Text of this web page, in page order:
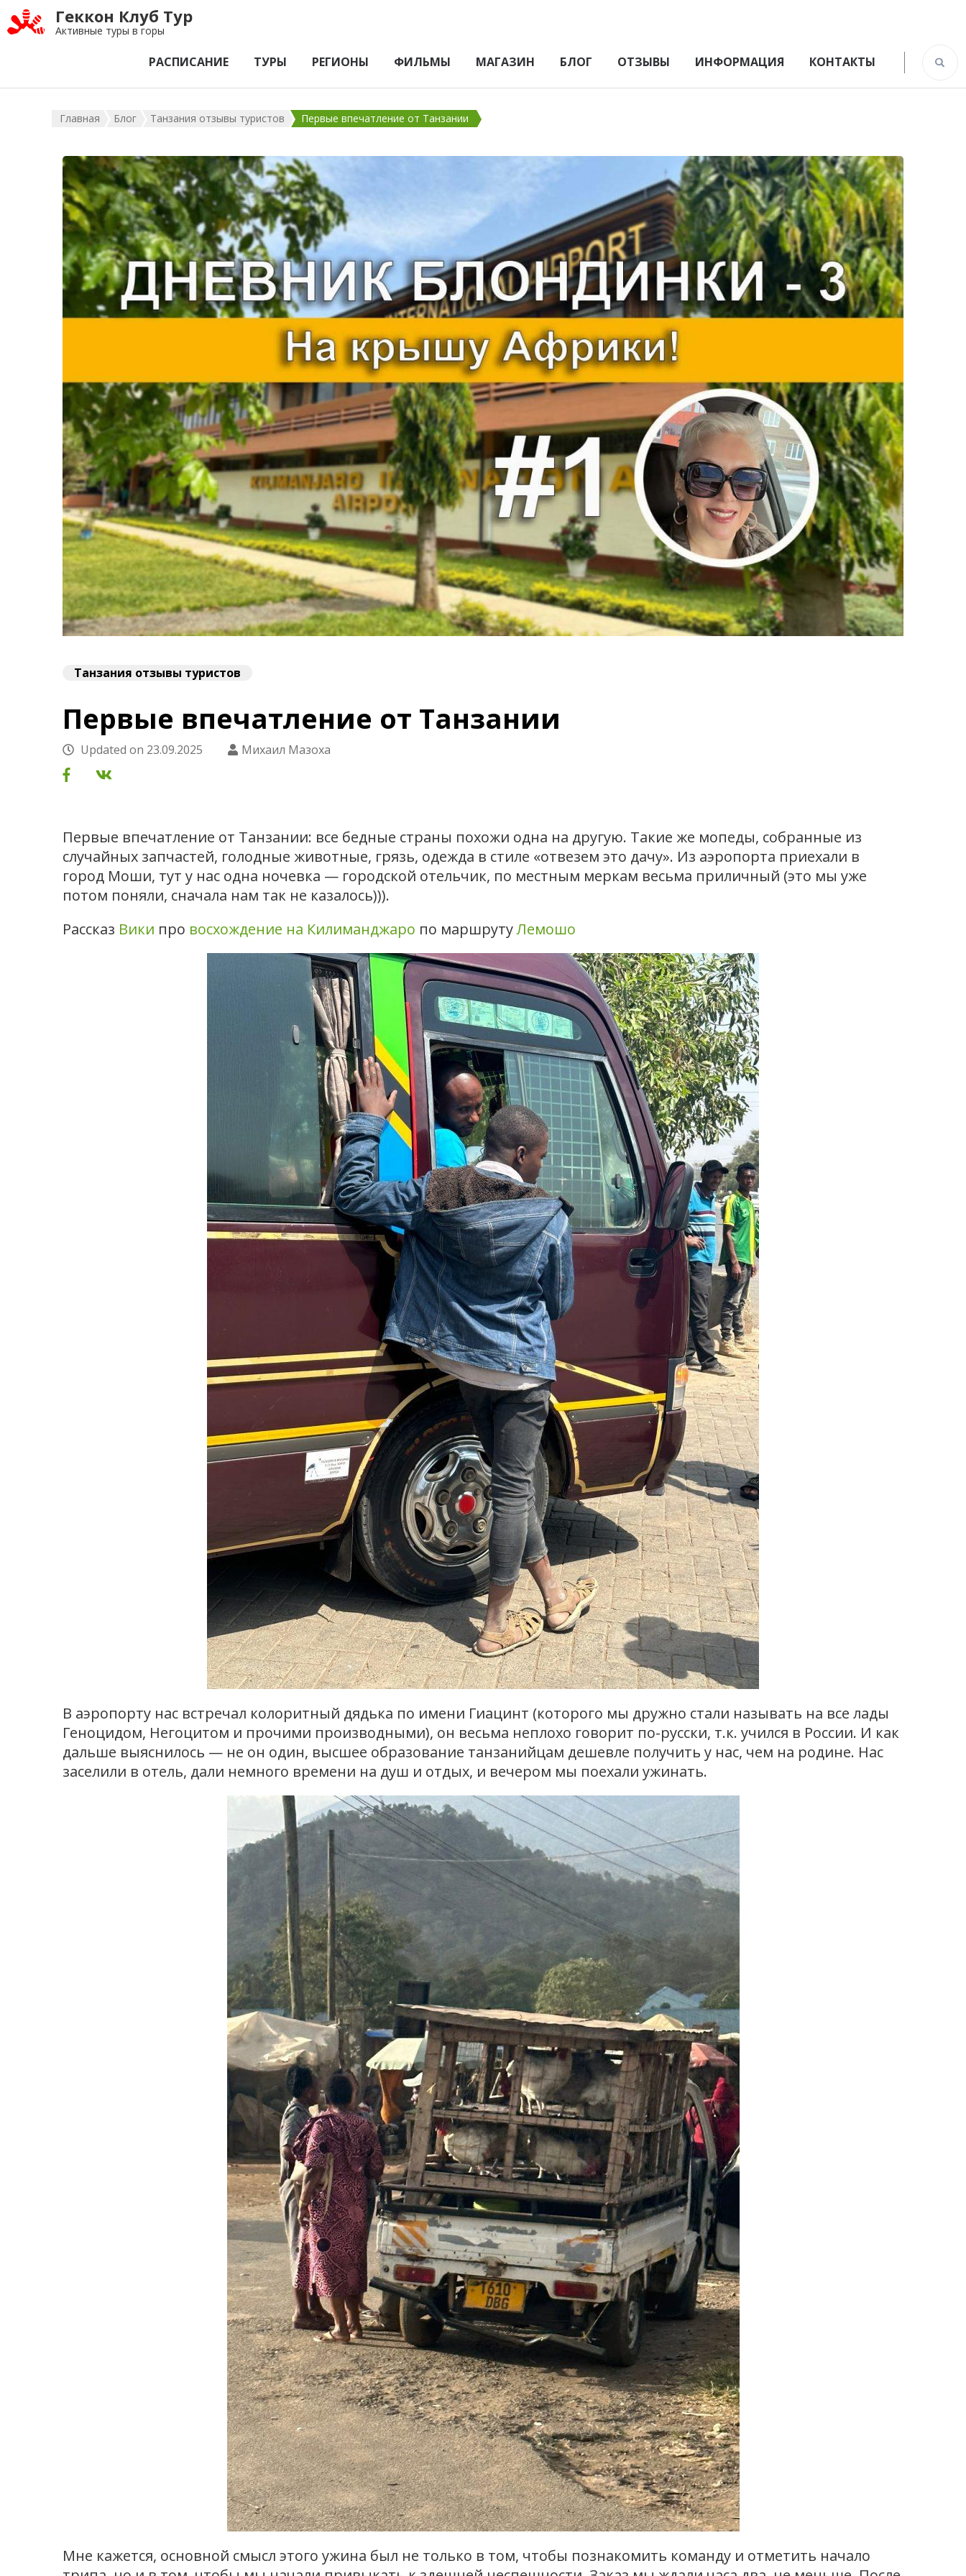
Геккон Клуб Тур
Активные туры в горы
РАСПИСАНИЕ ТУРЫ РЕГИОНЫ ФИЛЬМЫ МАГАЗИН БЛОГ ОТЗЫВЫ ИНФОРМАЦИЯ КОНТАКТЫ
Главная Блог Танзания отзывы туристов Первые впечатление от Танзании
Танзания отзывы туристов
Первые впечатление от Танзании
Updated on 23.09.2025 Михаил Мазоха
Первые впечатление от Танзании: все бедные страны похожи одна на другую. Такие же мопеды, собранные из
случайных запчастей, голодные животные, грязь, одежда в стиле «отвезем это дачу». Из аэропорта приехали в
город Моши, тут у нас одна ночевка — городской отельчик, по местным меркам весьма приличный (это мы уже
потом поняли, сначала нам так не казалось))).
Рассказ Вики про восхождение на Килиманджаро по маршрутуЛемошо
В аэропорту нас встречал колоритный дядька по имени Гиацинт (которого мы дружно стали называть на все лады
Геноцидом, Негоцитом и прочими производными), он весьма неплохо говорит по-русски, т.к. учился в России. И как
дальше выяснилось — не он один, высшее образование танзанийцам дешевле получить у нас, чем на родине. Нас
заселили в отель, дали немного времени на душ и отдых, и вечером мы поехали ужинать.
Мне кажется, основной смысл этого ужина был не только в том, чтобы познакомить команду и отметить начало